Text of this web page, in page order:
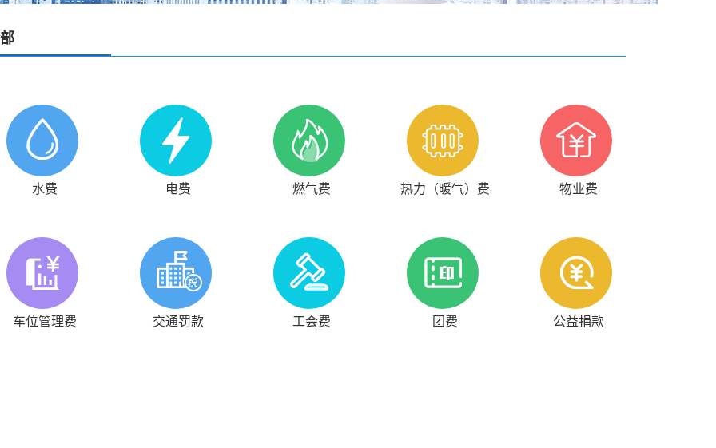
水费 电费 燃气费 热力（暖气）费 物业费
车位管理费 交通罚款 工会费 团费 公益捐款